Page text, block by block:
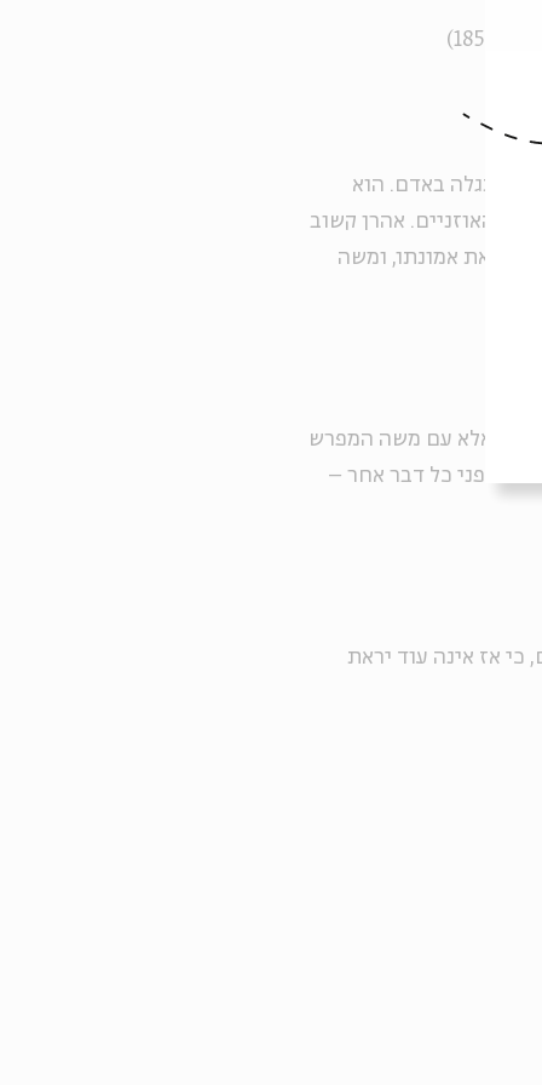
המתגלה באדם. הוא
האוזניים. אהרן קשוב
את אמונתו, ומשה
– אלא עם משה המפרש
לפני כל דבר אחר –
אז אינה עוד יראת